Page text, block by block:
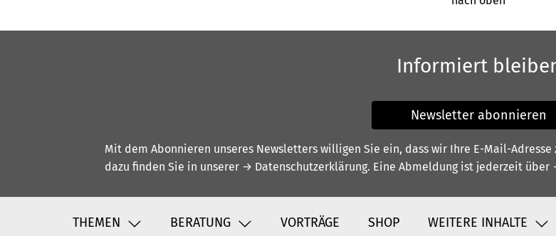
Informiert
Newsletter abonnieren
Mit dem Abonnieren unseres Newsletters willigen Sie ein, dass wir Ihre E-Mail-
dazu finden Sie in unserer → Datenschutzerklärung. Eine Abmeldung ist jederzeit über
THEMEN BERATUNG VORTRÄGE SHOP WEITERE INHALTE